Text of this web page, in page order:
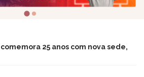
25 anos com nova sede,